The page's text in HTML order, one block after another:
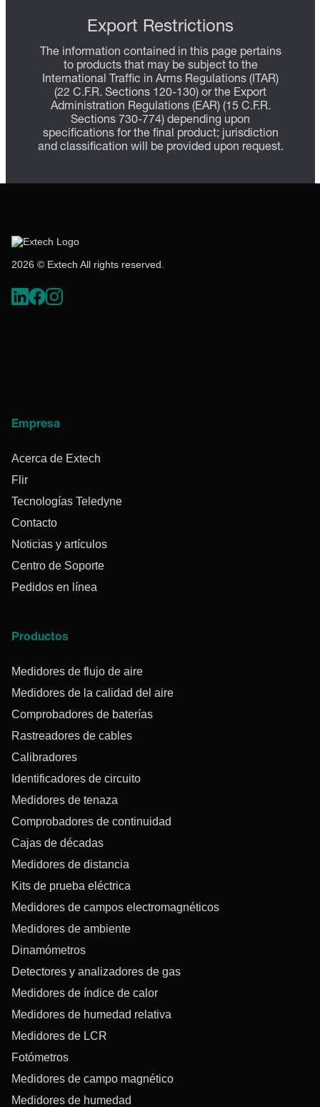
Export Restrictions
The information contained in this page pertains
to products that may be subject to the
International Traffic in Arms Regulations (ITAR)
(22 C.F.R. Sections 120-130) or the Export
Administration Regulations (EAR) (15 C.F.R.
Sections 730-774) depending upon
specifications for the final product; jurisdiction
and classification will be provided upon request.
2026 © Extech All rights reserved.
Empresa
Acerca de Extech
Flir
Tecnologías Teledyne
Contacto
Noticias y artículos
Centro de Soporte
Pedidos en línea
Productos
Medidores de flujo de aire
Medidores de la calidad del aire
Comprobadores de baterías
Rastreadores de cables
Calibradores
Identificadores de circuito
Medidores de tenaza
Comprobadores de continuidad
Cajas de décadas
Medidores de distancia
Kits de prueba eléctrica
Medidores de campos electromagnéticos
Medidores de ambiente
Dinamómetros
Detectores y analizadores de gas
Medidores de índice de calor
Medidores de humedad relativa
Medidores de LCR
Fotómetros
Medidores de campo magnético
Medidores de humedad